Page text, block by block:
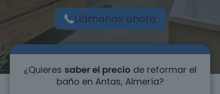
Llámanos ahora
¿Quieres saber el precio de reformar el
baño en Antas, Almería?